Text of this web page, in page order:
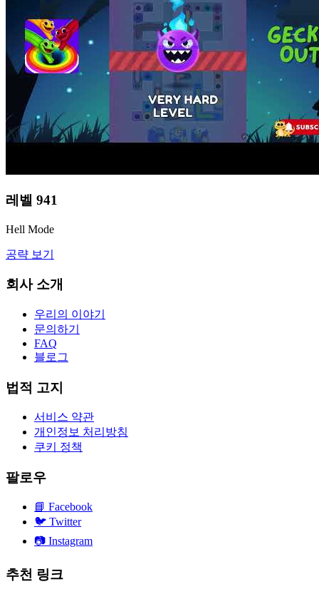
레벨 941
Hell Mode
공략 보기
회사 소개
우리의 이야기
문의하기
FAQ
블로그
법적 고지
서비스 약관
개인정보 처리방침
쿠키 정책
팔로우
📘 Facebook
🐦 Twitter
📷 Instagram
추천 링크